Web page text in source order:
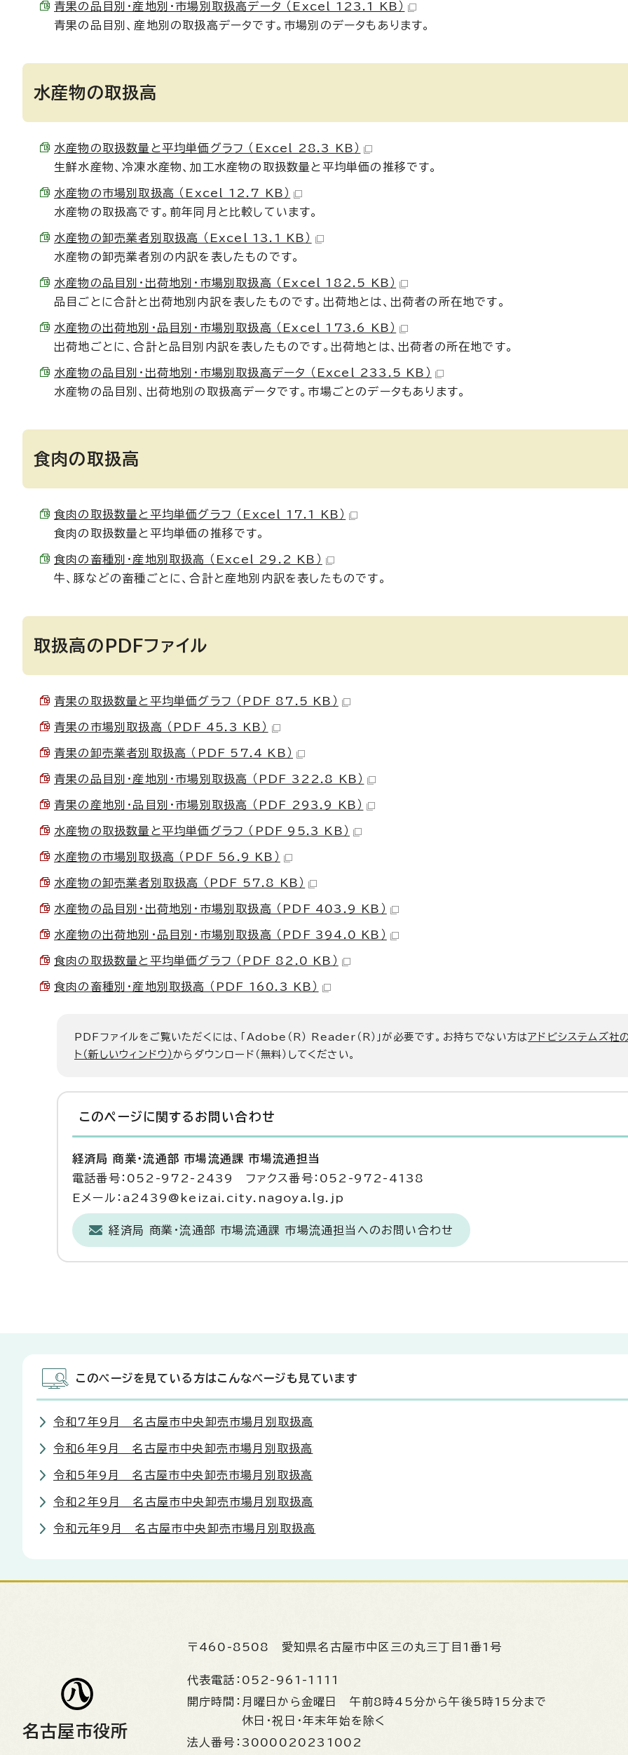
青果の品目別・産地別・市場別取扱高データ （Excel 123.1 KB）
青果の品目別、産地別の取扱高データです。市場別のデータもあります。
水産物の取扱高
水産物の取扱数量と平均単価グラフ （Excel 28.3 KB）
生鮮水産物、冷凍水産物、加工水産物の取扱数量と平均単価の推移です。
水産物の市場別取扱高 （Excel 12.7 KB）
水産物の取扱高です。前年同月と比較しています。
水産物の卸売業者別取扱高 （Excel 13.1 KB）
水産物の卸売業者別の内訳を表したものです。
水産物の品目別・出荷地別・市場別取扱高 （Excel 182.5 KB）
品目ごとに合計と出荷地別内訳を表したものです。出荷地とは、出荷者の所在地です。
水産物の出荷地別・品目別・市場別取扱高 （Excel 173.6 KB）
出荷地ごとに、合計と品目別内訳を表したものです。出荷地とは、出荷者の所在地です。
水産物の品目別・出荷地別・市場別取扱高データ （Excel 233.5 KB）
水産物の品目別、出荷地別の取扱高データです。市場ごとのデータもあります。
食肉の取扱高
食肉の取扱数量と平均単価グラフ （Excel 17.1 KB）
食肉の取扱数量と平均単価の推移です。
食肉の畜種別・産地別取扱高 （Excel 29.2 KB）
牛、豚などの畜種ごとに、合計と産地別内訳を表したものです。
取扱高のPDFファイル
青果の取扱数量と平均単価グラフ （PDF 87.5 KB）
青果の市場別取扱高 （PDF 45.3 KB）
青果の卸売業者別取扱高 （PDF 57.4 KB）
青果の品目別・産地別・市場別取扱高 （PDF 322.8 KB）
青果の産地別・品目別・市場別取扱高 （PDF 293.9 KB）
水産物の取扱数量と平均単価グラフ （PDF 95.3 KB）
水産物の市場別取扱高 （PDF 56.9 KB）
水産物の卸売業者別取扱高 （PDF 57.8 KB）
水産物の品目別・出荷地別・市場別取扱高 （PDF 403.9 KB）
水産物の出荷地別・品目別・市場別取扱高 （PDF 394.0 KB）
食肉の取扱数量と平均単価グラフ （PDF 82.0 KB）
食肉の畜種別・産地別取扱高 （PDF 160.3 KB）
PDFファイルをご覧いただくには、「Adobe（R） Reader（R）」が必要です。お持ちでない方はアドビシステムズ社
ト（新しいウィンドウ）からダウンロード（無料）してください。
このページに関する お問い合わせ
経済局 商業・流通部 市場流通課 市場流通担当
電話番号：052-972-2439 ファクス番号：052-972-4138
Eメール：a2439@keizai.city.nagoya.lg.jp
経済局 商業・流通部 市場流通課 市場流通担当へのお問い合わせ
このページを見ている方はこんなページも見ています
令和7年9月 名古屋市中央卸売市場月別取扱高
令和6年9月 名古屋市中央卸売市場月別取扱高
令和5年9月 名古屋市中央卸売市場月別取扱高
令和2年9月 名古屋市中央卸売市場月別取扱高
令和元年9月 名古屋市中央卸売市場月別取扱高
名古屋市役所
〒460-8508 愛知県名古屋市中区三の丸三丁目1番1号
代表電話： 052-961-1111
開庁時間： 月曜日から金曜日 午前8時45分から午後5時15分まで
休日・祝日・年末年始を除く
法人番号： 3000020231002